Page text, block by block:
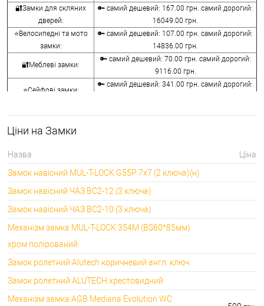
🔐Замки для скляних
дверей:
🔑 самий дешевий: 167.00 грн. самий дорогий:
16049.00 грн.
⭐Велосипедні та мото
замки:
🔑 самий дешевий: 107.00 грн. самий дорогий:
14836.00 грн.
🔐Меблеві замки:
🔑 самий дешевий: 70.00 грн. самий дорогий:
9116.00 грн.
⭐Сейфові замки:
🔑 самий дешевий: 341.00 грн. самий дорогий:
🔐Кодові замки:
⭐Протипожежна
🔐Замки для ролетів:
🔑 самий дешевий: 600.00 грн. самий дорогий:
660.00 грн.
Ціни на Замки
Назва
Ціна
Замок навісний MUL-T-LOCK G55P 7x7 (2 ключа)(н)
Замок навісний ЧАЗ ВС2-12 (3 ключа)
Замок навісний ЧАЗ ВС2-10 (3 ключа)
Механізм замка MUL-T-LOCK 354M (BS60*85мм)
хром полірований
Замок ролетний Alutech коричневий англ. ключ
Замок ролетний ALUTECH хрестовидний
Механізм замка AGB Mediana Evolution WC